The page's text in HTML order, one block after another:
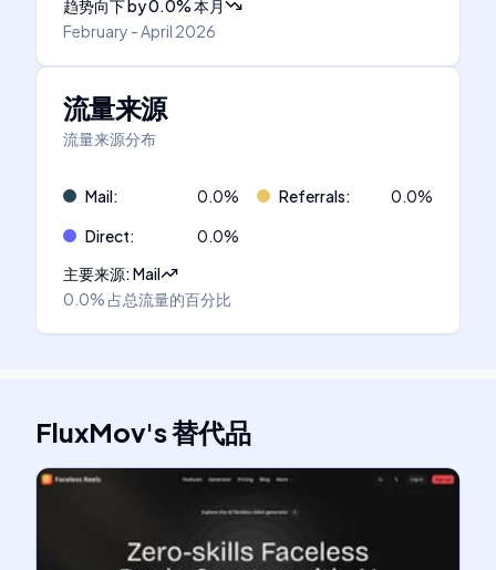
趋势向下 by0.0%本月
February - April 2026
流量来源
流量来源分布
Mail: 0.0% Referrals: 0.0%
Direct: 0.0%
主要来源:Mail
0.0%占总流量的百分比
FluxMov's替代品